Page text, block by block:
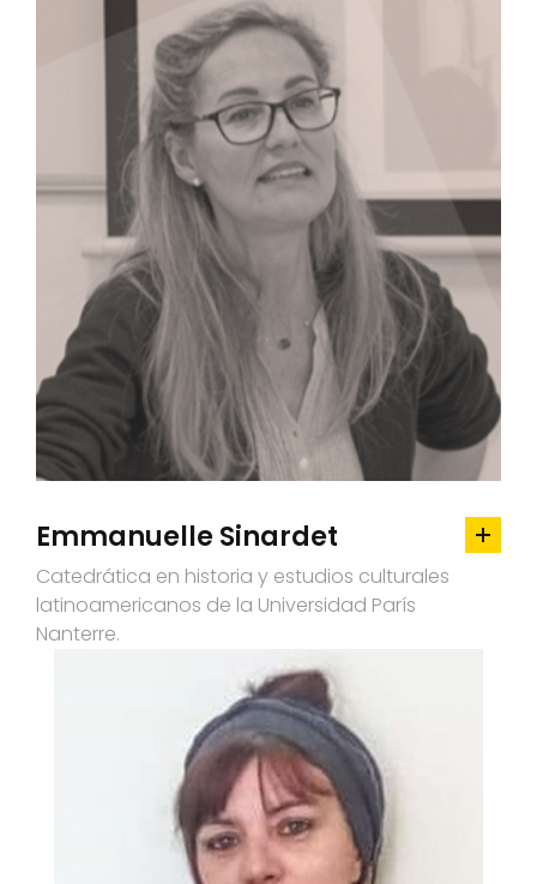
Emmanuelle Sinardet
Catedrática en historia y estudios culturales
latinoamericanos de la Universidad París
Nanterre.